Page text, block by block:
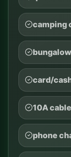
camping
card/
10A
phone